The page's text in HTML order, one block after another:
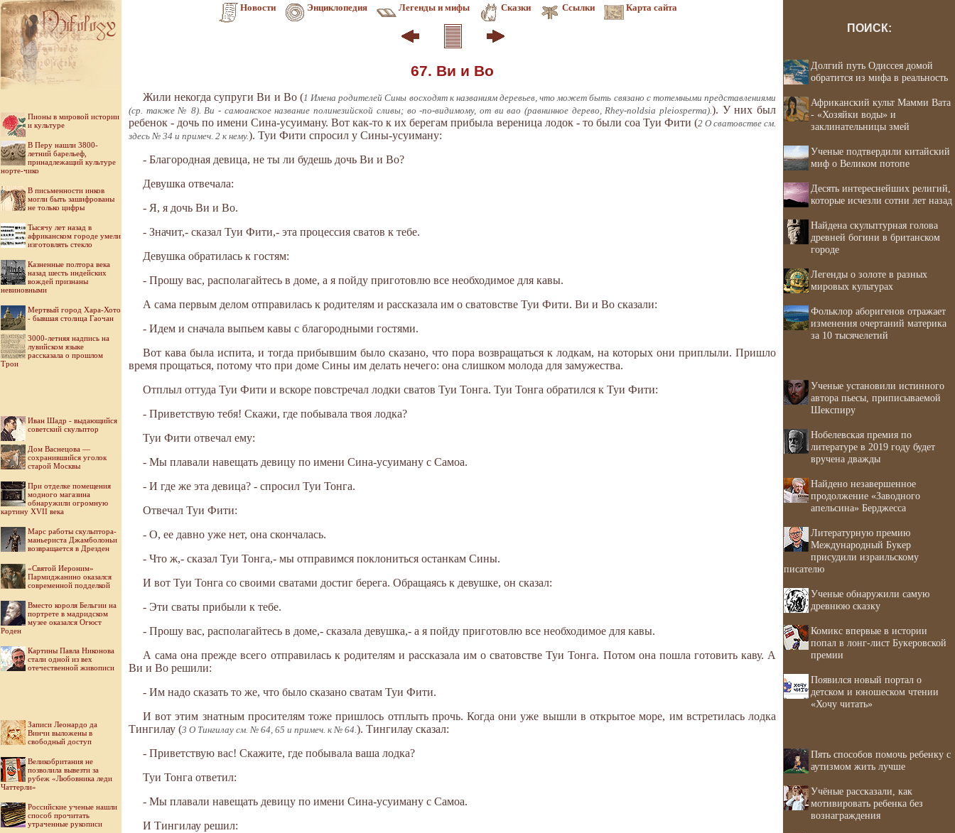
Новости Энциклопедия Легенды и мифы Сказки Ссылки Карта сайта
Пионы в мировой истории
и культуре
В Перу нашли 3800-
летний барельеф,
принадлежащий культуре
норте-чико
В письменности инков
могли быть зашифрованы
не только цифры
Тысячу лет назад в
африканском городе умели
изготовлять стекло
Казненные полтора века
назад шесть индейских
вождей признаны
невиновными
Мертвый город Хара-Хото
- бывшая столица Гаочан
3000-летняя надпись на
лувийском языке
рассказала о прошлом
Трои
Иван Шадр - выдающийся
советский скульптор
Дом Васнецова —
сохранившийся уголок
старой Москвы
При отделке помещения
модного магазина
обнаружили огромную
картину XVII века
Марс работы скульптора-
маньериста Джамболоньи
возвращается в Дрезден
«Святой Иероним»
Пармиджанино оказался
современной подделкой
Вместо короля Бельгии на
портрете в мадридском
музее оказался Огюст
Роден
Картины Павла Никонова
стали одной из вех
отечественной живописи
Записи Леонардо да
Винчи выложены в
свободный доступ
Великобритания не
позволила вывезти за
рубеж «Любовника леди
Чаттерли»
Российские ученые нашли
способ прочитать
утраченные рукописи
67. Ви и Во
Жили некогда супруги Ви и Во (1 Имена родителей Сины восходят к названиям деревьев, что может быть связано с тотемными представлениями
(ср. также № 8). Ви - самоанское название полинезийской сливы; во -по-видимому, от ви вао (равнинное дерево, Rhey-noldsia pleiosperma).). У них был
ребенок - дочь по имени Сина-усуиману. Вот как-то к их берегам прибыла вереница лодок - то были соа Туи Фити (2 О сватовстве см.
здесь № 34 и примеч. 2 к нему.). Туи Фити спросил у Сины-усуиману:
- Благородная девица, не ты ли будешь дочь Ви и Во?
Девушка отвечала:
- Я, я дочь Ви и Во.
- Значит,- сказал Туи Фити,- эта процессия сватов к тебе.
Девушка обратилась к гостям:
- Прошу вас, располагайтесь в доме, а я пойду приготовлю все необходимое для кавы.
А сама первым делом отправилась к родителям и рассказала им о сватовстве Туи Фити. Ви и Во сказали:
- Идем и сначала выпьем кавы с благородными гостями.
Вот кава была испита, и тогда прибывшим было сказано, что пора возвращаться к лодкам, на которых они приплыли. Пришло
время прощаться, потому что при доме Сины им делать нечего: она слишком молода для замужества.
Отплыл оттуда Туи Фити и вскоре повстречал лодки сватов Туи Тонга. Туи Тонга обратился к Туи Фити:
- Приветствую тебя! Скажи, где побывала твоя лодка?
Туи Фити отвечал ему:
- Мы плавали навещать девицу по имени Сина-усуиману с Самоа.
- И где же эта девица? - спросил Туи Тонга.
Отвечал Туи Фити:
- О, ее давно уже нет, она скончалась.
- Что ж,- сказал Туи Тонга,- мы отправимся поклониться останкам Сины.
И вот Туи Тонга со своими сватами достиг берега. Обращаясь к девушке, он сказал:
- Эти сваты прибыли к тебе.
- Прошу вас, располагайтесь в доме,- сказала девушка,- а я пойду приготовлю все необходимое для кавы.
А сама она прежде всего отправилась к родителям и рассказала им о сватовстве Туи Тонга. Потом она пошла готовить каву. А
Ви и Во решили:
- Им надо сказать то же, что было сказано сватам Туи Фити.
И вот этим знатным просителям тоже пришлось отплыть прочь. Когда они уже вышли в открытое море, им встретилась лодка
Тингилау (3 О Тингилау см. № 64, 65 и примеч. к № 64.). Тингилау сказал:
- Приветствую вас! Скажите, где побывала ваша лодка?
Туи Тонга ответил:
- Мы плавали навещать девицу по имени Сина-усуиману с Самоа.
И Тингилау решил:
ПОИСК:
Долгий путь Одиссея домой
обратится из мифа в реальность
Африканский культ Мамми Вата
- «Хозяйки воды» и
заклинательницы змей
Ученые подтвердили китайский
миф о Великом потопе
Десять интереснейших религий,
которые исчезли сотни лет назад
Найдена скульптурная голова
древней богини в британском
городе
Легенды о золоте в разных
мировых культурах
Фольклор аборигенов отражает
изменения очертаний материка
за 10 тысячелетий
Ученые установили истинного
автора пьесы, приписываемой
Шекспиру
Нобелевская премия по
литературе в 2019 году будет
вручена дважды
Найдено незавершенное
продолжение «Заводного
апельсина» Берджесса
Литературную премию
Международный Букер
присудили израильскому
писателю
Ученые обнаружили самую
древнюю сказку
Комикс впервые в истории
попал в лонг-лист Букеровской
премии
Появился новый портал о
детском и юношеском чтении
«Хочу читать»
Пять способов помочь ребенку с
аутизмом жить лучше
Учёные рассказали, как
мотивировать ребенка без
вознаграждения